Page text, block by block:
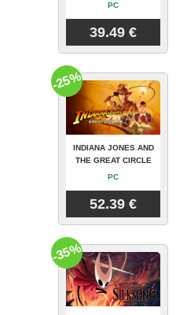
PC
39.49 €
INDIANA JONES AND
THE GREAT CIRCLE
PC
52.39 €
-25%
-35%